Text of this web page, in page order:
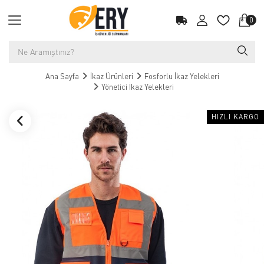
0
Ana Sayfa İkaz Ürünleri
Fosforlu İkaz Yelekleri
Yönetici İkaz Yelekleri
HIZLI KARGO